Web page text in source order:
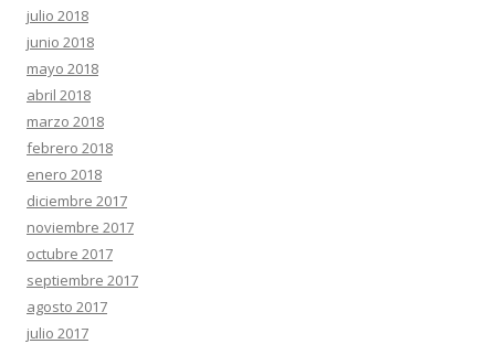
julio 2018
junio 2018
mayo 2018
abril 2018
marzo 2018
febrero 2018
enero 2018
diciembre 2017
noviembre 2017
octubre 2017
septiembre 2017
agosto 2017
julio 2017